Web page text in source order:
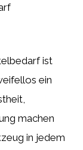
ist
ein
machen
in jedem